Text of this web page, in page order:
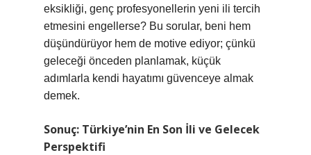
eksikliği, genç profesyonellerin yeni ili tercih
etmesini engellerse? Bu sorular, beni hem
düşündürüyor hem de motive ediyor; çünkü
geleceği önceden planlamak, küçük
adımlarla kendi hayatımı güvenceye almak
demek.
Sonuç: Türkiye’nin En Son İli ve Gelecek
Perspektifi